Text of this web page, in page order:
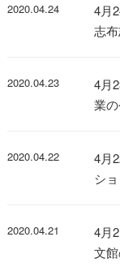
2020.04.24
4月
志
2020.04.23
4月
業
2020.04.22
4月
シ
2020.04.21
4月
文